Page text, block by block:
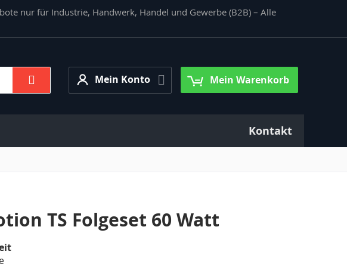
nur für Industrie, Handwerk, Handel und Gewerbe (B2B) – Alle
Mein Warenkorb
Mein
Konto
Mein Konto
Kontakt
TS Folgeset 60 Watt